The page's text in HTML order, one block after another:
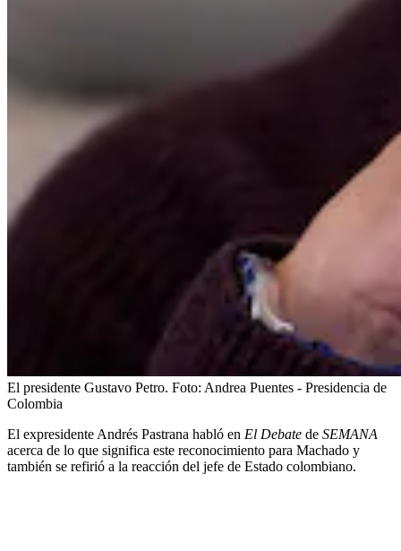
El presidente Gustavo Petro. Foto: Andrea Puentes - Presidencia de
Colombia
El expresidente Andrés Pastrana habló en El Debate de SEMANA
acerca de lo que significa este reconocimiento para Machado y
también se refirió a la reacción del jefe de Estado colombiano.